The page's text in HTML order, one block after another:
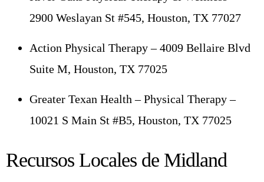
2900 Weslayan St #545, Houston, TX 77027
Action Physical Therapy – 4009 Bellaire Blvd
Suite M, Houston, TX 77025
Greater Texan Health – Physical Therapy –
10021 S Main St #B5, Houston, TX 77025
Recursos Locales de Midland